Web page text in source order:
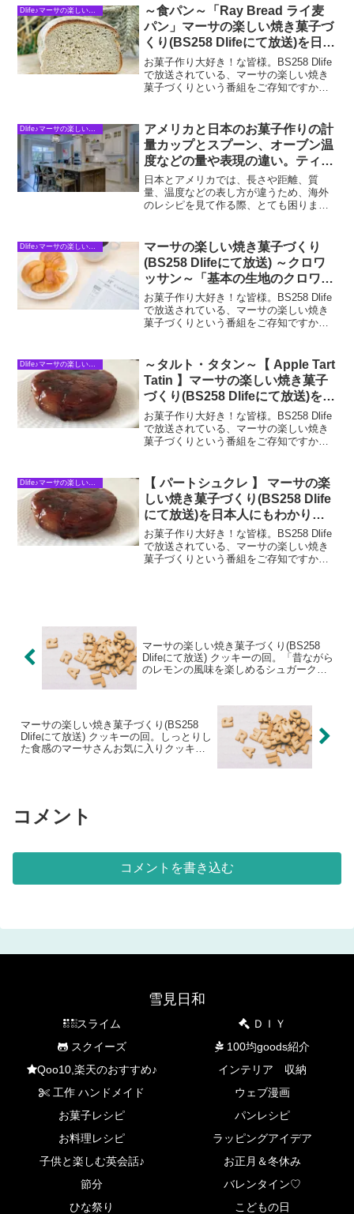
ンで、３０分の間におひとりでどんどん
素敵なお菓子...
Dlife♪マーサの楽しい焼き菓子づくり
～食パン～「Ray Bread ライ麦
パン」マーサの楽しい焼き菓子づ
くり(BS258 Dlifeにて放送)を日本
人にもわかりやすく。
お菓子作り大好き！な皆様。BS258 Dlife
で放送されている、マーサの楽しい焼き
菓子づくりという番組をご存知ですか？
ンで、３０分の間におひとりでどんどん
素敵なお菓子...
アメリカと日本のお菓子作りの計
量カップとスプーン、オーブン温
度などの量や表現の違い。ティー
スプーン、テーブルスプーン、１
カップなど。どうやって量る？
日本とアメリカでは、長さや距離、質
量、温度などの表し方が違うため、海外
のレシピを見て作る際、とても困りま
量カップの１カップで量って作ってしま
うと、量が違ってしまうのです。...
Dlife♪マーサの楽しい焼き菓子づくり
マーサの楽しい焼き菓子づくり
(BS258 Dlifeにて放送) ～クロワ
ッサン～「基本の生地のクロワッ
サンとアーモンドペースト入りの
クロワッサン」を日本人にもわか
りやすく♪
お菓子作り大好き！な皆様。BS258 Dlife
で放送されている、マーサの楽しい焼き
菓子づくりという番組をご存知ですか？
ンで、３０分の間におひとりでどんどん
素敵なお菓子...
Dlife♪マーサの楽しい焼き菓子づくり
～タルト・タタン～【 Apple Tart
Tatin 】マーサの楽しい焼き菓子
づくり(BS258 Dlifeにて放送)を日
本人にもわかりやすく。
お菓子作り大好き！な皆様。BS258 Dlife
で放送されている、マーサの楽しい焼き
菓子づくりという番組をご存知ですか？
ンで、３０分の間におひとりでどんどん
素敵なお菓子...
【 パートシュクレ 】 マーサの楽
しい焼き菓子づくり(BS258 Dlife
にて放送)を日本人にもわかりや
すく。
お菓子作り大好き！な皆様。BS258 Dlife
で放送されている、マーサの楽しい焼き
菓子づくりという番組をご存知ですか？
マーサの楽しい焼き菓子づくり(BS258
Dlifeにて放送) クッキーの回。「昔ながら
のレモンの風味を楽しめるシュガークッ
マーサの楽しい焼き菓子づくり(BS258
Dlifeにて放送) クッキーの回。しっとりし
た食感のマーサさんお気に入りクッキー
コメント
コメントを書き込む
雪見日和
スライム
ＤＩＹ
スクイーズ
100均goods紹介
Qoo10,楽天のおすすめ♪
インテリア 収納
工作 ハンドメイド
ウェブ漫画
お菓子レシピ
パンレシピ
お料理レシピ
ラッピングアイデア
子供と楽しむ英会話♪
お正月＆冬休み
節分
バレンタイン♡
ひな祭り
こどもの日